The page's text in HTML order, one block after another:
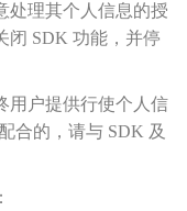
处理其个人信息的授
闭 SDK 功能，并停
用户提供行使个人信
合的，请与 SDK 及